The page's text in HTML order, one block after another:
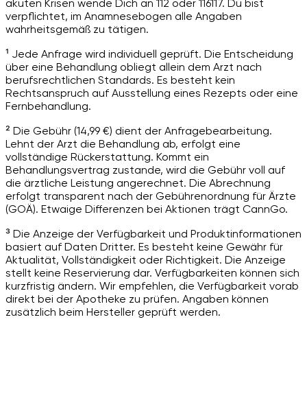
akuten Krisen wende Dich an 112 oder 116117. Du bist
verpflichtet, im Anamnesebogen alle Angaben
wahrheitsgemäß zu tätigen.
¹ Jede Anfrage wird individuell geprüft. Die Entscheidung
über eine Behandlung obliegt allein dem Arzt nach
berufsrechtlichen Standards. Es besteht kein
Rechtsanspruch auf Ausstellung eines Rezepts oder eine
Fernbehandlung.
² Die Gebühr (14,99 €) dient der Anfragebearbeitung.
Lehnt der Arzt die Behandlung ab, erfolgt eine
vollständige Rückerstattung. Kommt ein
Behandlungsvertrag zustande, wird die Gebühr voll auf
die ärztliche Leistung angerechnet. Die Abrechnung
erfolgt transparent nach der Gebührenordnung für Ärzte
(GOÄ). Etwaige Differenzen bei Aktionen trägt CannGo.
³ Die Anzeige der Verfügbarkeit und Produktinformationen
basiert auf Daten Dritter. Es besteht keine Gewähr für
Aktualität, Vollständigkeit oder Richtigkeit. Die Anzeige
stellt keine Reservierung dar. Verfügbarkeiten können sich
kurzfristig ändern. Wir empfehlen, die Verfügbarkeit vorab
direkt bei der Apotheke zu prüfen. Angaben können
zusätzlich beim Hersteller geprüft werden.